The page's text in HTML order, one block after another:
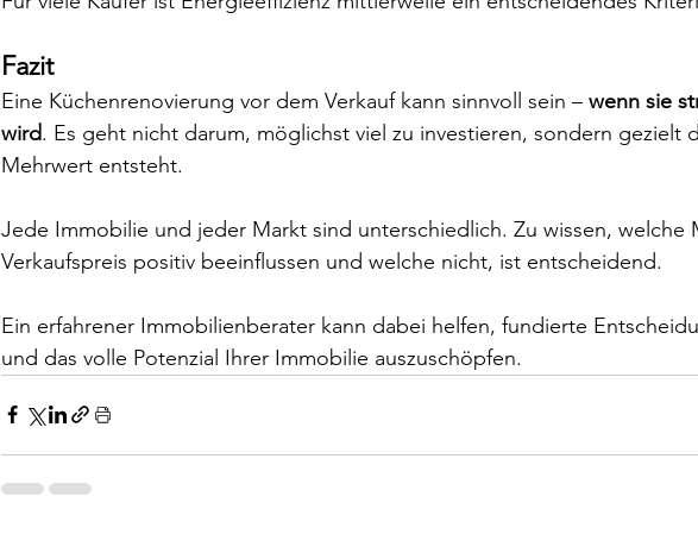
Fazit
Eine Küchenrenovierung vor dem Verkauf kann sinnvoll sein – wenn sie
wird. Es geht nicht darum, möglichst viel zu investieren, sondern gezielt
Mehrwert entsteht.
Jede Immobilie und jeder Markt sind unterschiedlich. Zu wissen, welche
Verkaufspreis positiv beeinflussen und welche nicht, ist entscheidend.
Ein erfahrener Immobilienberater kann dabei helfen, fundierte
und das volle Potenzial Ihrer Immobilie auszuschöpfen.